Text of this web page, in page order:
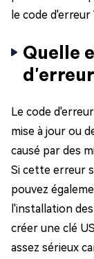
le code
Quelle
Le code
mise à jour ou
causé par des
Si cette erreur
pouvez
l'installation
créer une clé
assez sérieux